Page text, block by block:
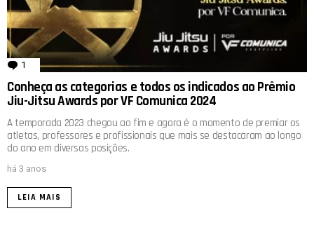
1 comentário
Conheça as categorias e todos os indicados ao Prêmio
Jiu-Jitsu Awards por VF Comunica 2024
A temporada 2023 chegou ao fim e agora é o momento de premiar os
atletas, professores e profissionais que mais se destacaram ao longo
do ano em diversas posições.
há 3 anos
LEIA MAIS